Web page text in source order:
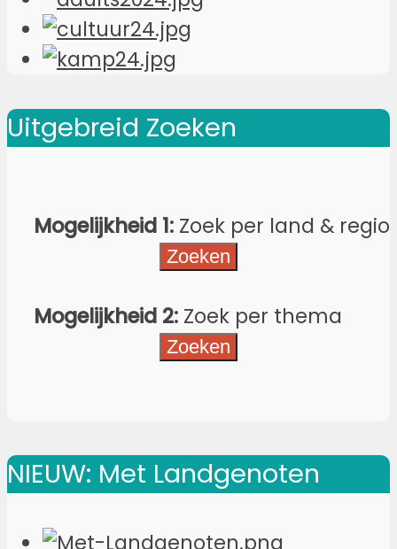
Uitgebreid Zoeken
Mogelijkheid 1: Zoek per land & regio
Mogelijkheid 2: Zoek per thema
NIEUW: Met Landgenoten